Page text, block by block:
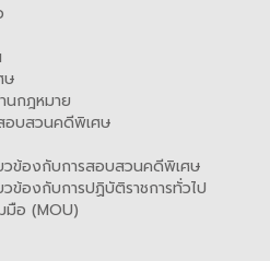
ษ
นกฎหมาย
อบสวนคดีพิเศษ
วข้องกับการสอบสวนคดีพิเศษ
ข้องกับการปฏิบัติราชการทั่วไป
อ (MOU)